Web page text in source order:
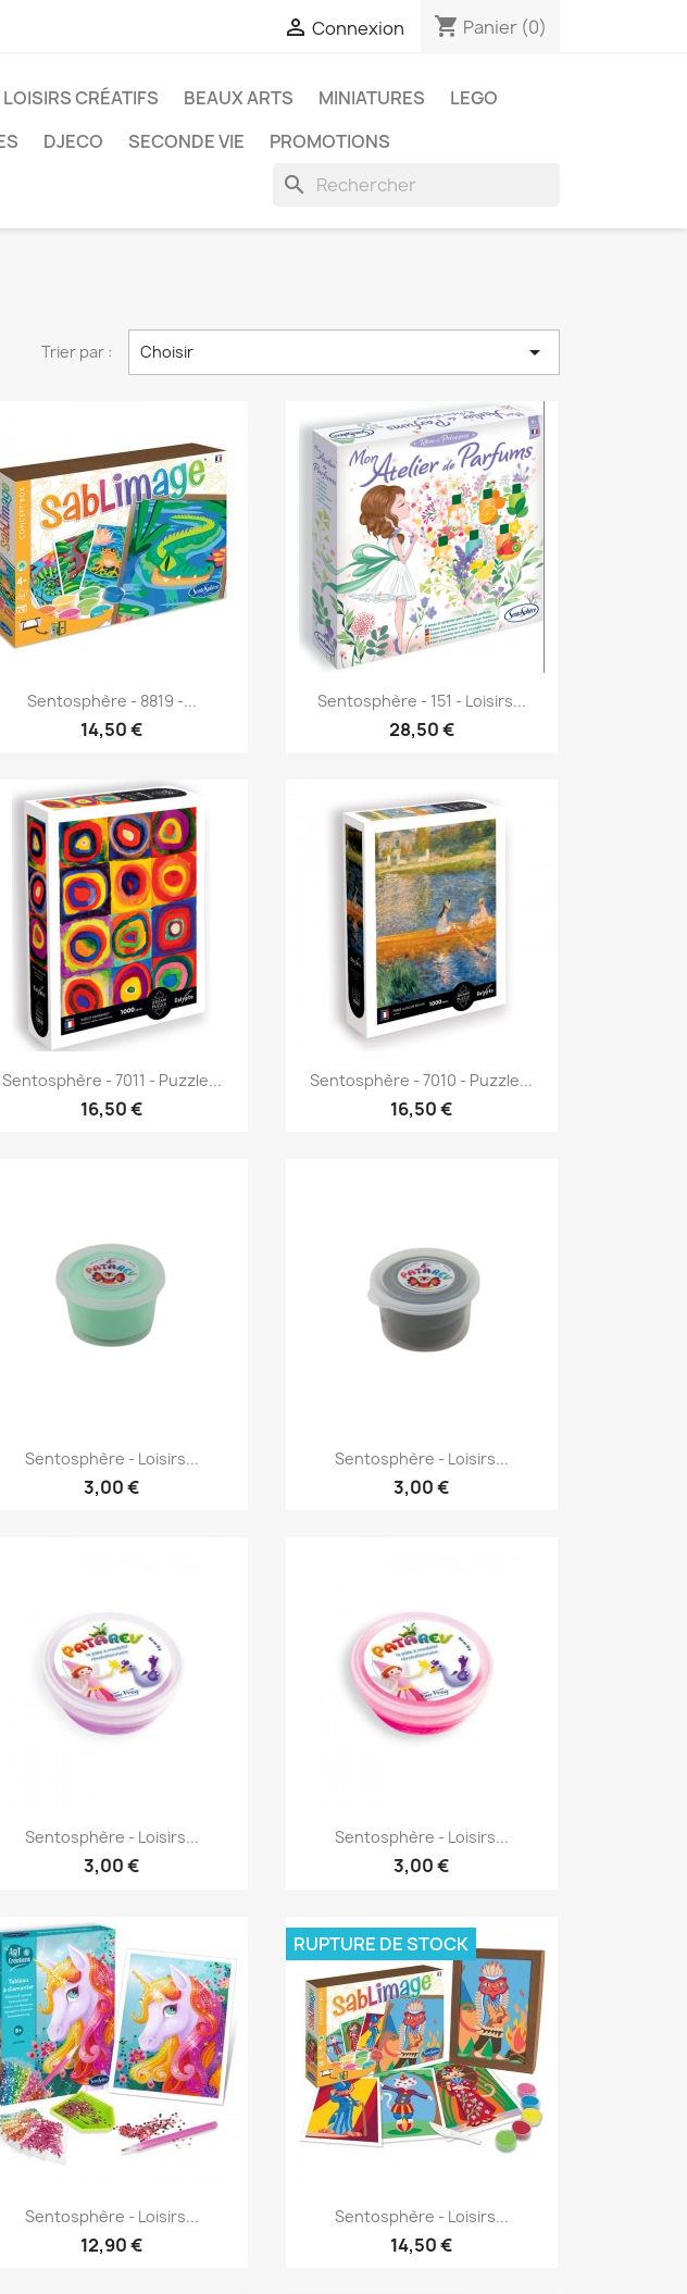
 Connexion shopping_cart Panier (0)
LOISIRS CRÉATIFS BEAUX ARTS MINIATURES
LEGO
DJECO SECONDE VIE PROMOTIONS
search
Trier par : Choisir 
Aperçu rapide
Sentosphère - 8819 -...
14,50 €
Aperçu rapide
Sentosphère - 151 - Loisirs...
28,50 €
Aperçu rapide
Sentosphère - 7011 - Puzzle...
16,50 €
Aperçu rapide
Sentosphère - 7010 - Puzzle...
16,50 €
Aperçu rapide
Sentosphère - Loisirs...
3,00 €
Aperçu rapide
Sentosphère - Loisirs...
3,00 €
Aperçu rapide
Sentosphère - Loisirs...
3,00 €
Aperçu rapide
Sentosphère - Loisirs...
3,00 €
Aperçu rapide
Sentosphère - Loisirs...
12,90 €
Aperçu rapide
Sentosphère - Loisirs...
14,50 €
RUPTURE DE STOCK